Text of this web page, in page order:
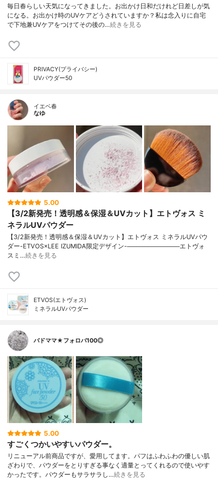
毎日春らしい天気になってきました。お出かけ日和だけれど日差しが気
になる。お出かけ時のUVケアどうされていますか？私は念入りに自宅
で下地兼UVケアをつけてその後の…続きを見る
PRIVACY(プライバシー)
UVパウダー50
イエベ春
なゆ
5.00
【3/2新発売！透明感＆保湿＆UVカット】エトヴォス ミ
ネラルUVパウダー
【3/2新発売！透明感＆保湿＆UVカット】エトヴォス ミネラルUVパウ
ダー-ETVOS×LEE IZUMIDA限定デザイン-────────────エトヴォ
スミ…続きを見る
ETVOS(エトヴォス)
ミネラルUVパウダー
バドママ★フォロバ100◎
5.00
すごくつかいやすいパウダー。
リニューアル前商品ですが、愛用してます。パフはふわふわの優しい肌
ざわりで、パウダーをとりすぎる事なく適量とってくれるので使いやす
かったです。パウダーもサラサラし…続きを見る